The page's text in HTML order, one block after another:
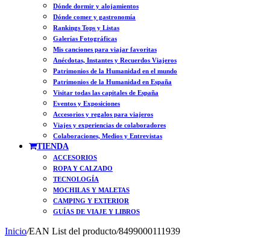
Dónde dormir y alojamientos
Dónde comer y gastronomía
Rankings Tops y Listas
Galerías Fotográficas
Mis canciones para viajar favoritas
Anécdotas, Instantes y Recuerdos Viajeros
Patrimonios de la Humanidad en el mundo
Patrimonios de la Humanidad en España
Visitar todas las capitales de España
Eventos y Exposiciones
Accesorios y regalos para viajeros
Viajes y experiencias de colaboradores
Colaboraciones, Medios y Entrevistas
TIENDA
ACCESORIOS
ROPA Y CALZADO
TECNOLOGÍA
MOCHILAS Y MALETAS
CAMPING Y EXTERIOR
GUÍAS DE VIAJE Y LIBROS
Inicio/EAN List del producto/8499000111939